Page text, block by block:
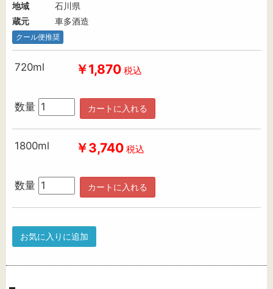
地域
石川県
蔵元
車多酒造
クール便推奨
720ml ￥1,870 税込
数量 カートに入れる
1800ml ￥3,740 税込
数量 カートに入れる
お気に入りに追加